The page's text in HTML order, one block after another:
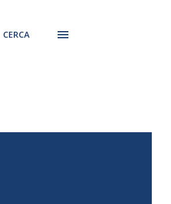
CERCA